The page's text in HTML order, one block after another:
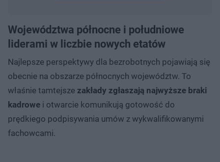
Województwa północne i południowe
liderami w liczbie nowych etatów
Najlepsze perspektywy dla bezrobotnych pojawiają się
obecnie na obszarze północnych województw. To
właśnie tamtejsze zakłady zgłaszają najwyższe braki
kadrowe i otwarcie komunikują gotowość do
prędkiego podpisywania umów z wykwalifikowanymi
fachowcami.